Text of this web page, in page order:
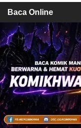
Baca Online